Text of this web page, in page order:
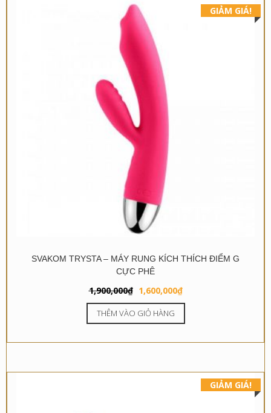
GIẢM GIÁ!
SVAKOM TRYSTA – MÁY RUNG KÍCH THÍCH ĐIỂM G
CỰC PHÊ
1,900,000₫ Giá
gốc
là:
1,900,000₫.
1,600,000₫Giá
hiện
là:
1,600,000₫.
THÊM VÀO GIỎ HÀNG
GIẢM GIÁ!